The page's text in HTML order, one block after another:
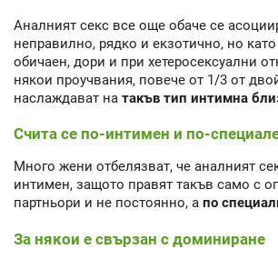
Аналният секс все още обаче се
неправилно, рядко и екзотично, но
обичаен, дори и при хетеросексуални
някои проучвания, повече от 1/3 от
наслаждават на такъв тип интимна
Счита се по-интимен и по-
Много жени отбелязват, че аналният
интимен, защото правят такъв само с
партньори и не постоянно, а по
За някои е свързан с доминиране